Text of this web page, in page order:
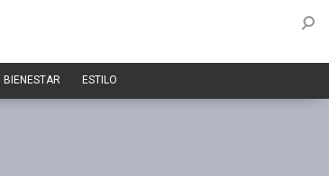
BIENESTAR ESTILO